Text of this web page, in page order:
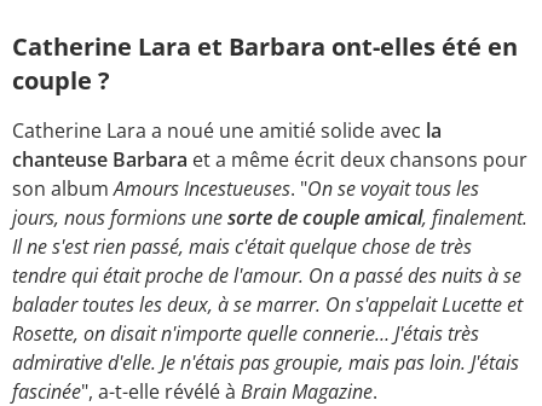
Catherine Lara et Barbara ont-elles été en
couple ?
Catherine Lara a noué une amitié solide avec la
chanteuse Barbara et a même écrit deux chansons pour
son albumAmours Incestueuses. "On se voyait tous les
jours, nous formions unesorte de couple amical, finalement.
Il ne s'est rien passé, mais c'était quelque chose de très
tendre qui était proche de l'amour. On a passé des nuits à se
balader toutes les deux, à se marrer. On s'appelait Lucette et
Rosette, on disait n'importe quelle connerie… J'étais très
admirative d'elle. Je n'étais pas groupie, mais pas loin. J'étais
fascinée", a-t-elle révélé à Brain Magazine.